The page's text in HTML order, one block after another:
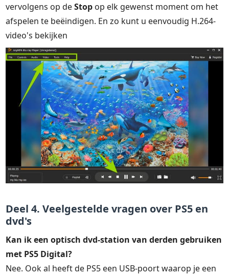
vervolgens op deStop op elk gewenst moment om het
afspelen te beëindigen. En zo kunt u eenvoudig H.264-
video's bekijken
Deel 4. Veelgestelde vragen over PS5 en
dvd's
Kan ik een optisch dvd-station van derden gebruiken
met PS5 Digital?
Nee. Ook al heeft de PS5 een USB-poort waarop je een